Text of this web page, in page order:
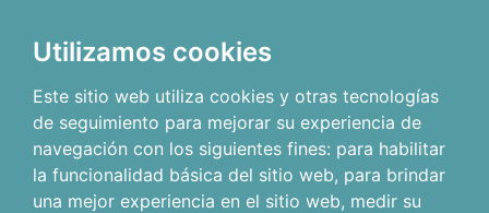
Utilizamos cookies
Este sitio web utiliza cookies y otras tecnologías
de seguimiento para mejorar su experiencia de
navegación con los siguientes fines: para habilitar
la funcionalidad básica del sitio web, para brindar
una mejor experiencia en el sitio web, medir su